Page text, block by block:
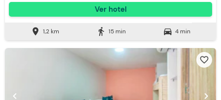
Ver hotel
location_on 1,2 km directions_walk 15 min directions_car 4 min
favorite_border
chevron_left chevron_right